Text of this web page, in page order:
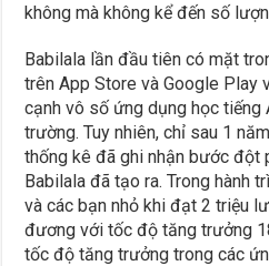
không mà không kể đến số
Babilala lần đầu tiên có mặt
trên App Store và Google Play
cạnh vô số ứng dụng học tiếng
trường. Tuy nhiên, chỉ sau 1
thống kê đã ghi nhận bước đột
Babilala đã tạo ra. Trong hành
và các bạn nhỏ khi đạt 2 triệu
đương với tốc độ tăng trưởng
tốc độ tăng trưởng trong các